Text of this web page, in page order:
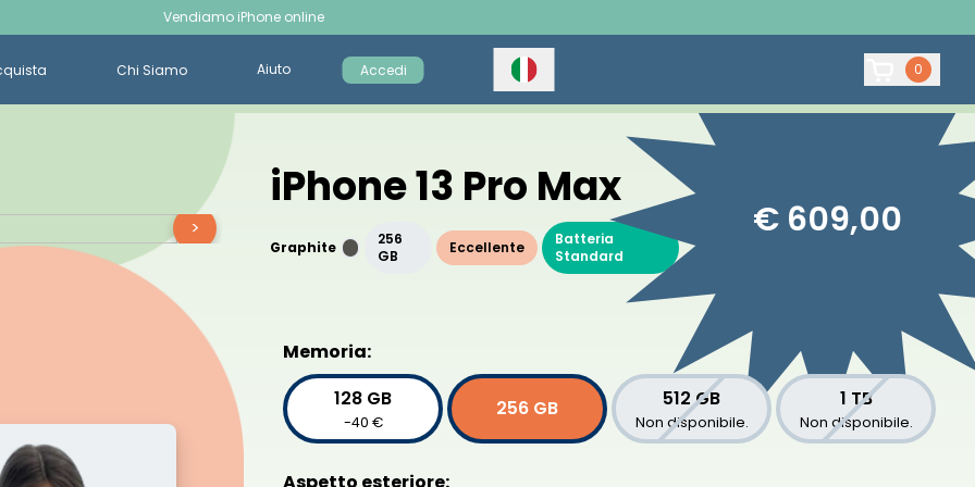
Vendiamo iPhone online
0
Chi Siamo Aiuto Accedi
>
iPhone 13 Pro Max
Graphite
256
GB
Eccellente
Batteria
Standard
€ 609,00
Memoria:
128 GB
-40 €
256 GB 512 GB
Non disponibile.
1 TB
Non disponibile.